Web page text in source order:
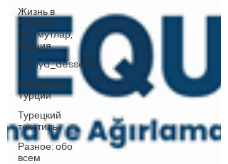
Жизнь в
Алании -
Махмутлар,
Турция
alanya_desserts
Товары из
Турции
Турецкий
текстиль
Разное: обо
всем